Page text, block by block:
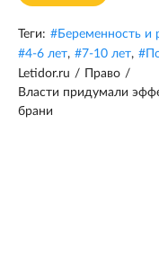
Теги: #Беременность и
#4-6 лет, #7-10 лет, #
Letidor.ru / Право /
Власти придумали
брани